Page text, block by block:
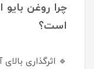
چرا روغن
است؟
🔹 اثرگذاری